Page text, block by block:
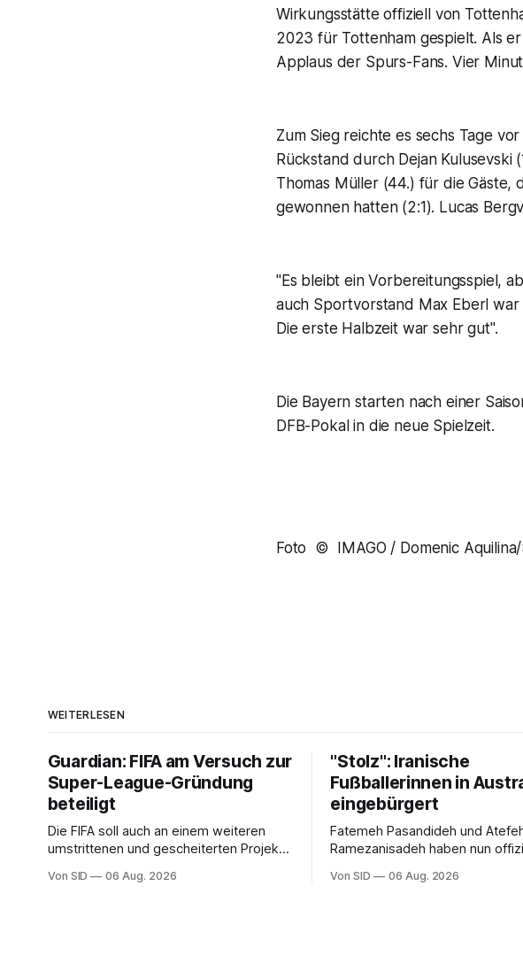
Wirkungsstätte offiziell von
2023 für Tottenham gespielt. Als
Applaus der Spurs-Fans. Vier
Zum Sieg reichte es sechs Tage
Rückstand durch Dejan Kulusevski
Thomas Müller (44.) für die Gäste,
gewonnen hatten (2:1). Lucas
"Es bleibt ein Vorbereitungsspiel,
auch Sportvorstand Max Eberl
Die erste Halbzeit war sehr gut".
Die Bayern starten nach einer
DFB-Pokal in die neue Spielzeit.
Foto © IMAGO / Domenic Aquilina/
WEITERLESEN
Guardian: FIFA am Versuch zur
Super-League-Gründung
beteiligt
Die FIFA soll auch an einem weiteren
umstrittenen und gescheiterten Projekt
Von SID 06 Aug. 2026
"Stolz": Iranische
Fußballerinnen in
eingebürgert
Fatemeh Pasandideh und
Ramezanisadeh haben nun
sangen sie die iranische Hymne
Von SID 06 Aug. 2026